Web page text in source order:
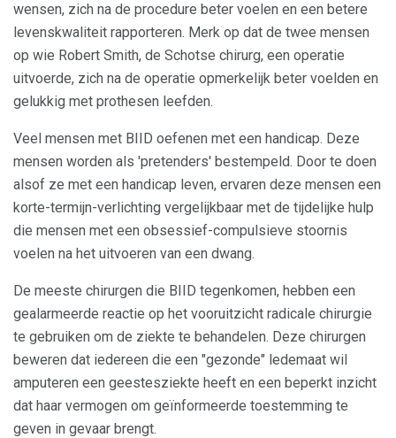
wensen, zich na de procedure beter voelen en een betere
levenskwaliteit rapporteren. Merk op dat de twee mensen
op wie Robert Smith, de Schotse chirurg, een operatie
uitvoerde, zich na de operatie opmerkelijk beter voelden en
gelukkig met prothesen leefden.
Veel mensen met BIID oefenen met een handicap. Deze
mensen worden als 'pretenders' bestempeld. Door te doen
alsof ze met een handicap leven, ervaren deze mensen een
korte-termijn-verlichting vergelijkbaar met de tijdelijke hulp
die mensen met een obsessief-compulsieve stoornis
voelen na het uitvoeren van een dwang.
De meeste chirurgen die BIID tegenkomen, hebben een
gealarmeerde reactie op het vooruitzicht radicale chirurgie
te gebruiken om de ziekte te behandelen. Deze chirurgen
beweren dat iedereen die een "gezonde" ledemaat wil
amputeren een geestesziekte heeft en een beperkt inzicht
dat haar vermogen om geïnformeerde toestemming te
geven in gevaar brengt.